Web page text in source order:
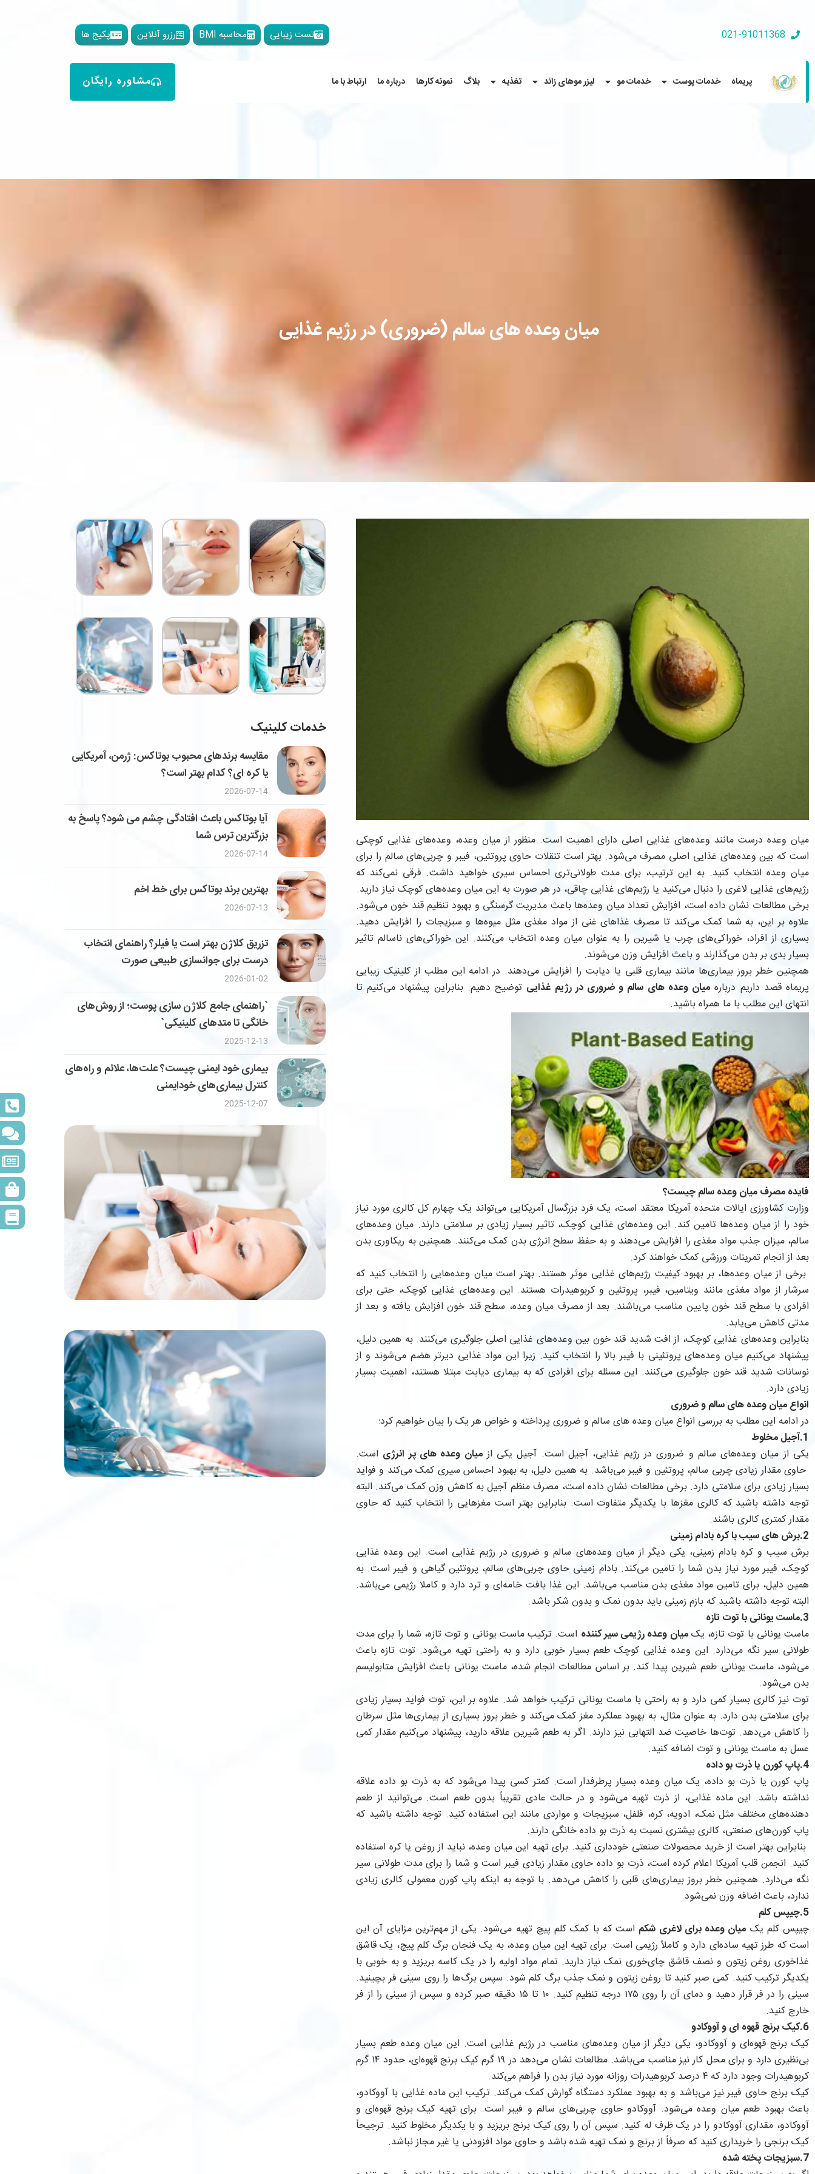
021-91011368 تست زیبایی محاسبه BMI رزرو آنلاین پکیج ها
پریماه خدمات پوست خدمات مو لیزر موهای زائد تغذیه بلاگ نمونه کارها درباره ما ارتباط با ما مشاوره رایگان
میان وعده های سالم (ضروری) در رژیم غذایی
میان وعده درست مانند وعده‌های غذایی اصلی دارای اهمیت است. منظور از میان وعده، وعده‌های غذایی کوچکی
است که بین وعده‌های غذایی اصلی مصرف می‌شود. بهتر است تنقلات حاوی پروتئین، فیبر و چربی‌های سالم را برای
میان وعده انتخاب کنید. به این ترتیب، برای مدت طولانی‌تری احساس سیری خواهید داشت. فرقی نمی‌کند که
رژیم‌های غذایی لاغری را دنبال می‌کنید یا رژیم‌های غذایی چاقی، در هر صورت به این میان وعده‌های کوچک نیاز دارید.
برخی مطالعات نشان داده است، افزایش تعداد میان وعده‌ها باعث مدیریت گرسنگی و بهبود تنظیم قند خون می‌شود.
علاوه بر این، به شما کمک می‌کند تا مصرف غذاهای غنی از مواد مغذی مثل میوه‌ها و سبزیجات را افزایش دهید.
بسیاری از افراد، خوراکی‌های چرب یا شیرین را به عنوان میان وعده انتخاب می‌کنند. این خوراکی‌های ناسالم تاثیر
بسیار بدی بر بدن می‌گذارند و باعث افزایش وزن می‌شوند.
همچنین خطر بروز بیماری‌ها مانند بیماری قلبی یا دیابت را افزایش می‌دهند. در ادامه این مطلب از کلینیک زیبایی
پریماه قصد داریم درباره میان وعده‌ های سالم و ضروری در رژیم غذایی توضیح دهیم. بنابراین پیشنهاد می‌کنیم تا
انتهای این مطلب با ما همراه باشید.
فایده مصرف میان وعده سالم چیست؟
وزارت کشاورزی ایالات متحده آمریکا معتقد است، یک فرد بزرگسال آمریکایی می‌تواند یک چهارم کل کالری مورد نیاز
خود را از میان وعده‌ها تامین کند. این وعده‌های غذایی کوچک، تاثیر بسیار زیادی بر سلامتی دارند. میان وعده‌های
سالم، میزان جذب مواد مغذی را افزایش می‌دهند و به حفظ سطح انرژی بدن کمک می‌کنند. همچنین به ریکاوری بدن
بعد از انجام تمرینات ورزشی کمک خواهند کرد.
برخی از میان وعده‌ها، بر بهبود کیفیت رژیم‌های غذایی موثر هستند. بهتر است میان وعده‌هایی را انتخاب کنید که
سرشار از مواد مغذی مانند ویتامین، فیبر، پروتئین و کربوهیدرات هستند. این وعده‌های غذایی کوچک، حتی برای
افرادی با سطح قند خون پایین مناسب می‌باشند. بعد از مصرف میان وعده، سطح قند خون افزایش یافته و بعد از
مدتی کاهش می‌یابد.
بنابراین وعده‌های غذایی کوچک، از افت شدید قند خون بین وعده‌های غذایی اصلی جلوگیری می‌کنند. به همین دلیل،
پیشنهاد می‌کنیم میان وعده‌های پروتئینی با فیبر بالا را انتخاب کنید. زیرا این مواد غذایی دیرتر هضم می‌شوند و از
نوسانات شدید قند خون جلوگیری می‌کنند. این مسئله برای افرادی که به بیماری دیابت مبتلا هستند، اهمیت بسیار
زیادی دارد.
انواع میان وعده های سالم و ضروری
در ادامه این مطلب به بررسی انواع میان وعده های سالم و ضروری پرداخته و خواص هر یک را بیان خواهیم کرد:
1.آجیل مخلوط
یکی از میان وعده‌های سالم و ضروری در رژیم غذایی، آجیل است. آجیل یکی ازمیان وعده های پر انرژی است.
حاوی مقدار زیادی چربی سالم، پروتئین و فیبر می‌باشد. به همین دلیل، به بهبود احساس سیری کمک می‌کند و فواید
بسیار زیادی برای سلامتی دارد. برخی مطالعات نشان داده است، مصرف منظم آجیل به کاهش وزن کمک می‌کند. البته
توجه داشته باشید که کالری مغزها با یکدیگر متفاوت است. بنابراین بهتر است مغز‌هایی را انتخاب کنید که حاوی
مقدار کمتری کالری باشند.
2.برش های سیب با کره بادام زمینی
برش سیب و کره بادام زمینی، یکی دیگر از میان وعده‌های سالم و ضروری در رژیم غذایی است. این وعده غذایی
کوچک، فیبر مورد نیاز بدن شما را تامین می‌کند. بادام زمینی حاوی چربی‌های سالم، پروتئین گیاهی و فیبر است. به
همین دلیل، برای تامین مواد مغذی بدن مناسب می‌باشد. این غذا بافت خامه‌ای و ترد دارد و‌ کاملا رژیمی می‌باشد.
البته توجه داشته باشید که بازم زمینی باید بدون نمک و بدون شکر باشد.
3.ماست یونانی با توت تازه
ماست یونانی با توت تازه، یکمیان وعده رژیمی سیر کننده است. ترکیب ماست یونانی و توت تازه، شما را برای مدت
طولانی سیر نگه می‌دارد. این وعده غذایی کوچک طعم بسیار خوبی دارد و به راحتی تهیه می‌شود. توت تازه باعث
می‌شود، ماست یونانی طعم شیرین پیدا کند. بر اساس مطالعات انجام شده، ماست یونانی باعث افزایش متابولیسم
بدن می‌شود.
توت نیز کالری بسیار کمی دارد و به راحتی با ماست یونانی ترکیب خواهد شد. علاوه بر این، توت فواید بسیار زیادی
برای سلامتی بدن دارد. به عنوان مثال، به بهبود عملکرد مغز کمک می‌کند و خطر بروز بسیاری از بیماری‌ها مثل سرطان
را کاهش می‌دهد. توت‌ها خاصیت ضد التهابی نیز دارند. اگر به طعم شیرین علاقه دارید، پیشنهاد می‌کنیم مقدار کمی
عسل به ماست یونانی و توت اضافه کنید.
4.پاپ کورن یا ذرت بو داده
پاپ کورن یا ذرت بو داده، یک میان وعده بسیار پرطرفدار است. کمتر کسی پیدا می‌شود که به ذرت بو داده علاقه
نداشته باشد. این ماده غذایی، از ذرت تهیه می‌شود و در حالت عادی تقریباً بدون طعم است. می‌توانید از طعم
دهنده‌های مختلف مثل نمک، ادویه، کره، فلفل، سبزیجات و مواردی مانند این استفاده کنید. توجه داشته باشید که
پاپ کورن‌های صنعتی، کالری بیشتری نسبت به ذرت بو داده خانگی دارند.
بنابراین بهتر است از خرید محصولات صنعتی خودداری کنید. برای تهیه این میان وعده، نباید از روغن یا کره استفاده
کنید. انجمن قلب آمریکا اعلام کرده است، ذرت بو داده حاوی مقدار زیادی فیبر است و شما را برای مدت طولانی سیر
نگه می‌دارد. همچنین خطر بروز بیماری‌های قلبی را کاهش می‌دهد. با توجه به اینکه پاپ کورن معمولی کالری زیادی
ندارد، باعث اضافه وزن نمی‌شود.
5.چیپس کلم
چیپس کلم یک میان وعده برای لاغری شکم است که با کمک کلم پیچ تهیه می‌شود. یکی از مهم‌ترین مزایای آن این
است که طرز تهیه ساده‌ای دارد و کاملاً رژیمی است. برای تهیه این میان وعده، به یک فنجان برگ کلم پیچ، یک قاشق
غذاخوری روغن زیتون و نصف قاشق چای‌خوری نمک نیاز دارید. تمام مواد اولیه را در یک کاسه بریزید و به خوبی با
یکدیگر ترکیب کنید. کمی صبر کنید تا روغن زیتون و نمک جذب برگ کلم شود. سپس برگ‌ها را روی سینی فر بچینید.
سینی را در فر قرار دهید و دمای آن را روی ۱۷۵ درجه تنظیم کنید. ۱۰ تا ۱۵ دقیقه صبر کرده و سپس از سینی را از فر
خارج کنید.
6.کیک برنج قهوه ای و آووکادو
کیک برنج قهوه‌ای و آووکادو، یکی دیگر از میان وعده‌های مناسب در رژیم غذایی است. این میان وعده طعم بسیار
بی‌نظیری دارد و برای محل کار نیز مناسب می‌باشد. مطالعات نشان می‌دهد در ۱۹ گرم کیک برنج قهوه‌ای، حدود ۱۴ گرم
کربوهیدرات وجود دارد که ۴ درصد کربوهیدرات روزانه مورد نیاز بدن را فراهم می‌کند.
کیک برنج حاوی فیبر نیز می‌باشد و به بهبود عملکرد دستگاه گوارش کمک می‌کند. ترکیب این ماده غذایی با آووکادو،
باعث بهبود طعم میان وعده می‌شود. آووکادو حاوی چربی‌های سالم و فیبر است. برای تهیه کیک برنج قهوه‌ای و
آووکادو، مقداری آووکادو را در یک ظرف له کنید. سپس آن را روی کیک برنج بریزید و با یکدیگر مخلوط کنید. ترجیحاً
کیک برنجی را خریداری کنید که صرفاً از برنج و نمک تهیه شده باشد و حاوی مواد افزودنی یا غیر مجاز نباشد.
7.سبزیجات پخته شده
خدمات کلینیک
مقایسه برندهای محبوب بوتاکس: ژرمن، آمریکایی
یا کره ای؟ کدام بهتر است؟
2026-07-14
آیا بوتاکس باعث افتادگی چشم می شود؟ پاسخ به
بزرگترین ترس شما
2026-07-14
بهترین برند بوتاکس برای خط اخم
2026-07-13
تزریق کلاژن بهتر است یا فیلر؟ راهنمای انتخاب
درست برای جوانسازی طبیعی صورت
2026-01-02
`راهنمای جامع کلاژن سازی پوست؛ از روش‌های
خانگی تا متدهای کلینیکی`
2025-12-13
بیماری خود ایمنی چیست؟ علت‌ها، علائم و راه‌های
کنترل بیماری‌های خودایمنی
2025-12-07